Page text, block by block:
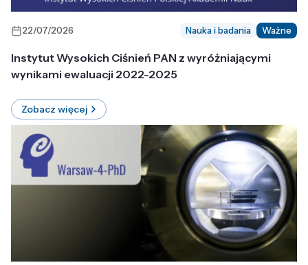
22/07/2026 Nauka i badania Ważne
Instytut Wysokich Ciśnień PAN z wyróżniającymi
wynikami ewaluacji 2022-2025
Zobacz więcej